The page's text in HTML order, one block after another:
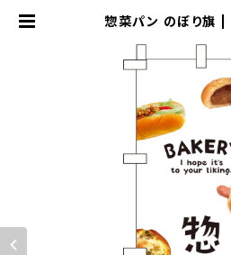
惣菜パン のぼり旗 |